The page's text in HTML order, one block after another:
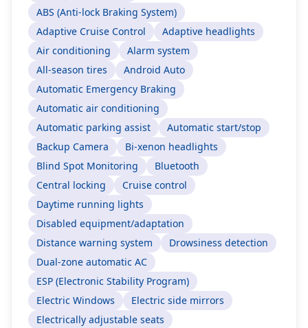
ABS (Anti-lock Braking System)
Adaptive Cruise Control
Adaptive headlights
Air conditioning
Alarm system
All-season tires
Android Auto
Automatic Emergency Braking
Automatic air conditioning
Automatic parking assist
Automatic start/stop
Backup Camera
Bi-xenon headlights
Blind Spot Monitoring
Bluetooth
Central locking
Cruise control
Daytime running lights
Disabled equipment/adaptation
Distance warning system
Drowsiness detection
Dual-zone automatic AC
ESP (Electronic Stability Program)
Electric Windows
Electric side mirrors
Electrically adjustable seats